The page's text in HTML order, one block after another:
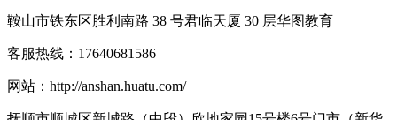
鞍山市铁东区胜利南路 38 号君临天厦 30 层华图教育
客服热线： 17640681586
网站： http://anshan.huatu.com/